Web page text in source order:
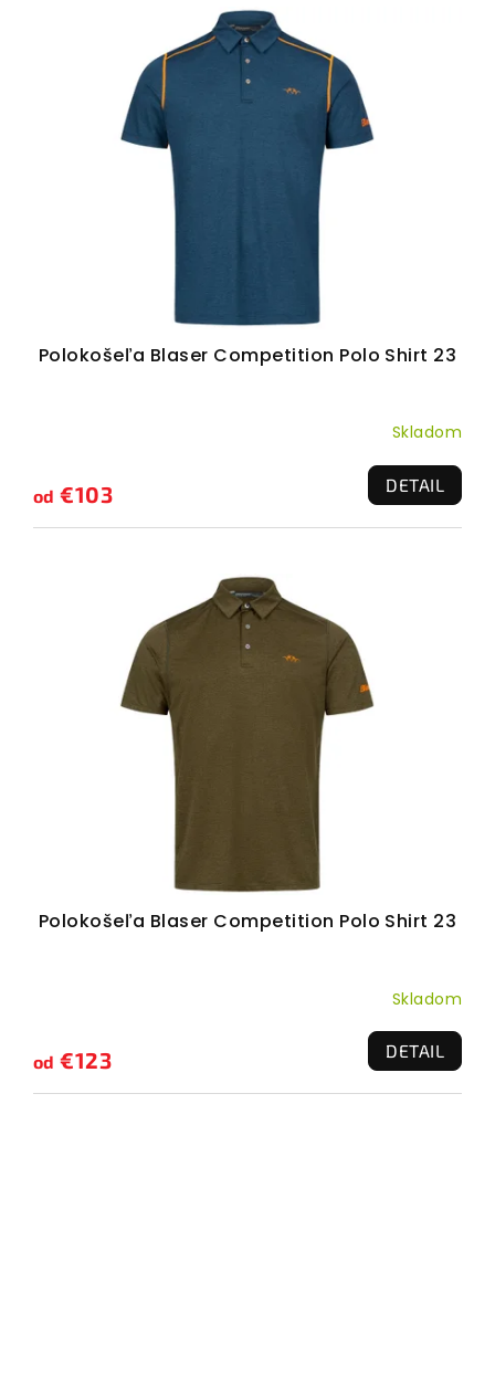
Polokošeľa Blaser Competition Polo Shirt 23
Skladom
od €103 DETAIL
Polokošeľa Blaser Competition Polo Shirt 23
Skladom
od €123 DETAIL